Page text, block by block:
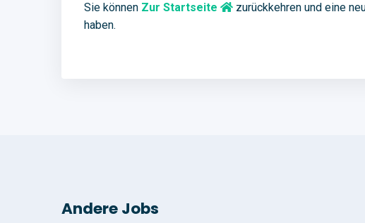
Sie können Zur Startseite zurückkehren und eine
haben.
Andere Jobs